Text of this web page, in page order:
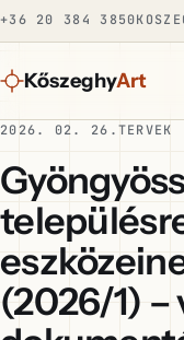
+36 20 384 3850
KőszeghyArt
2026. 02. 26.TERVEK
(2026/1) –